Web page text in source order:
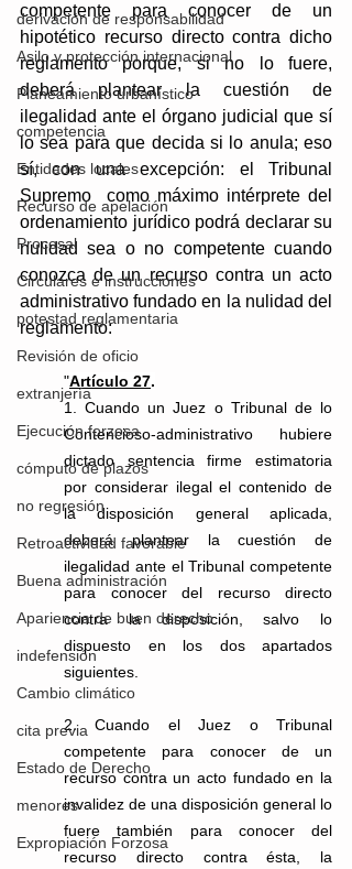
derivación de responsabilidad
Asilo y protección internacional
Planeamiento urbanístico
competencia
Entidades locales
Recurso de apelación
Procesal
Circulares e instrucciones
potestad reglamentaria
Revisión de oficio
extranjería
Ejecución forzosa
cómputo de plazos
no regresión
Retroactividad favorable
Buena administración
Apariencia de buen derecho
indefensión
Cambio climático
cita previa
Estado de Derecho
menores
Expropiación Forzosa
competente para conocer de un
hipotético recurso directo contra dicho
reglamento porque, si no lo fuere,
deberá plantear la cuestión de
ilegalidad ante el órgano judicial que sí
lo sea para que decida si lo anula; eso
sí, con una excepción: el Tribunal
Supremo  como máximo intérprete del
ordenamiento jurídico podrá declarar su
nulidad sea o no competente cuando
conozca de un recurso contra un acto
administrativo fundado en la nulidad del
reglamento:
"Artículo 27.
1. Cuando un Juez o Tribunal de lo
Contencioso-administrativo hubiere
dictado sentencia firme estimatoria
por considerar ilegal el contenido de
la disposición general aplicada,
deberá plantear la cuestión de
ilegalidad ante el Tribunal competente
para conocer del recurso directo
contra la disposición, salvo lo
dispuesto en los dos apartados
siguientes.
2. Cuando el Juez o Tribunal
competente para conocer de un
recurso contra un acto fundado en la
invalidez de una disposición general lo
fuere también para conocer del
recurso directo contra ésta, la